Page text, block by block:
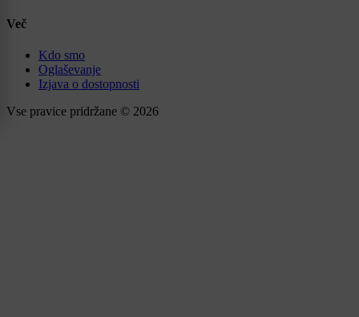
Več
Kdo smo
Oglaševanje
Izjava o dostopnosti
Vse pravice pridržane © 2026